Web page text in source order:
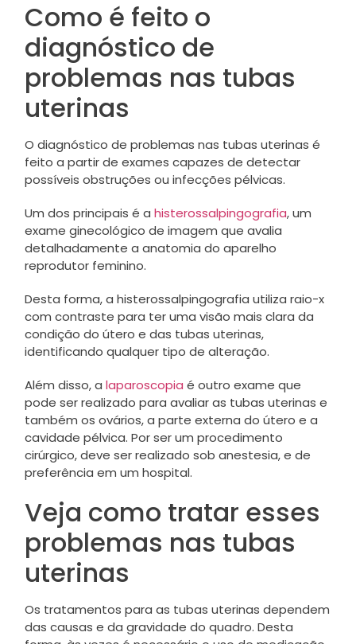
Como é feito o
diagnóstico de
problemas nas tubas
uterinas
O diagnóstico de problemas nas tubas uterinas é
feito a partir de exames capazes de detectar
possíveis obstruções ou infecções pélvicas.
Um dos principais é a histerossalpingografia, um
exame ginecológico de imagem que avalia
detalhadamente a anatomia do aparelho
reprodutor feminino.
Desta forma, a histerossalpingografia utiliza raio-x
com contraste para ter uma visão mais clara da
condição do útero e das tubas uterinas,
identificando qualquer tipo de alteração.
Além disso, a laparoscopia é outro exame que
pode ser realizado para avaliar as tubas uterinas e
também os ovários, a parte externa do útero e a
cavidade pélvica. Por ser um procedimento
cirúrgico, deve ser realizado sob anestesia, e de
preferência em um hospital.
Veja como tratar esses
problemas nas tubas
uterinas
Os tratamentos para as tubas uterinas dependem
das causas e da gravidade do quadro. Desta